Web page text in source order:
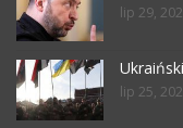
lip 29,
lip 25,